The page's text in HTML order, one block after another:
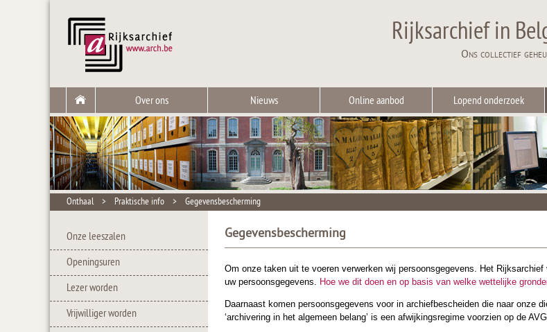
Rijksarchief in
Ons collectief
Over ons Nieuws Online aanbod Lopend onderzoek
Onthaal > Praktische info > Gegevensbescherming
Onze leeszalen
Openingsuren
Lezer worden
Vrijwilliger worden
Gegevensbescherming
Om onze taken uit te voeren verwerken wij persoonsgegevens. Het
uw persoonsgegevens. Hoe we dit doen en op basis van welke wettelijke
Daarnaast komen persoonsgegevens voor in archiefbescheiden die naar onze
‘archivering in het algemeen belang’ is een afwijkingsregime voorzien op de AVG.